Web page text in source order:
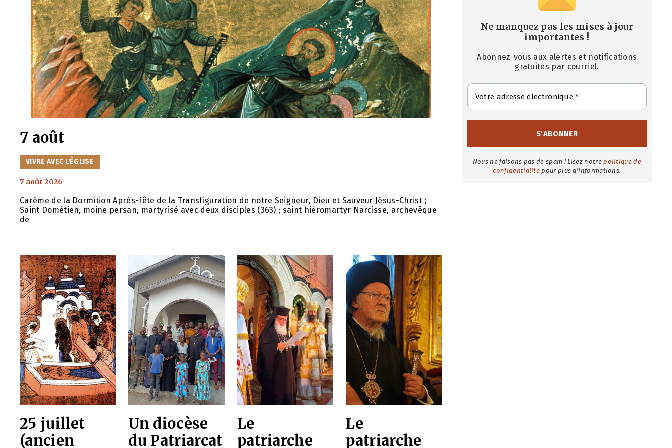
7 août
CATÉGORIES
VIVRE AVEC L'ÉGLISE
7 août 2026
Carême de la Dormition Après-fête de la Transfiguration de notre Seigneur, Dieu et Sauveur Jésus-Christ ;
Saint Dométien, moine persan, martyrisé avec deux disciples (363) ; saint hiéromartyr Narcisse, archevêque
de
25 juillet
(ancien
Un diocèse
du Patriarcat
Le
patriarche
Le
patriarche
Ne manquez pas les mises à jour
importantes !
Abonnez-vous aux alertes et notifications
gratuites par courriel.
Nous ne faisons pas de spam ! Lisez notrepolitique de
confidentialité pour plus d'informations.